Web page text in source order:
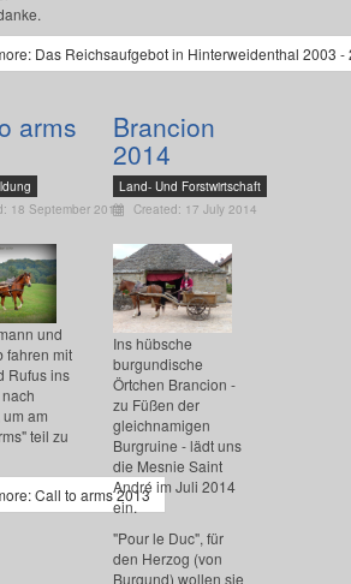
Das Reichsaufgebot in Hinterweidenthal 2003 -
arms
18 September 2013
und
fahren mit
Rufus ins
am
teil zu
Call to arms 2013
Brancion
2014
Land- Und Forstwirtschaft
Created: 17 July 2014
Ins hübsche
burgundische
Örtchen Brancion -
zu Füßen der
gleichnamigen
Burgruine - lädt uns
die Mesnie Saint
André im Juli 2014
ein.
"Pour le Duc", für
den Herzog (von
Burgund) wollen sie